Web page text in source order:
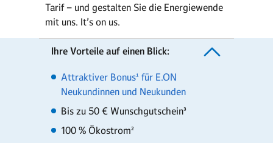
Tarif – und gestalten Sie die Energiewende
mit uns. It’s on us.
Ihre Vorteile auf einen Blick:
Attraktiver Bonus¹ für E.ON
Neukundinnen und Neukunden
Bis zu 50 € Wunschgutschein³
100 % Ökostrom²